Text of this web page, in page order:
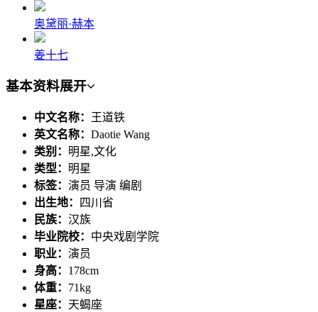
奥黛丽·赫本
姜十七
基本资料展开
中文名称：
王道铁
英文名称： Daotie Wang
类别： 明星,文化
类型： 明星
标签： 演员 导演 编剧
出生地：
四川省
民族： 汉族
毕业院校： 中央戏剧学院
职业： 演员
身高： 178cm
体重： 71kg
星座： 天蝎座